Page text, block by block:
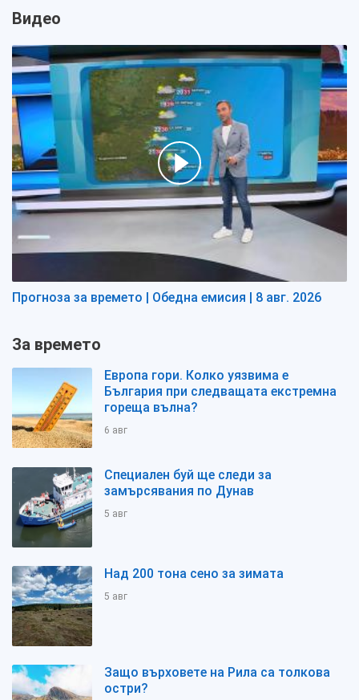
Видео
Прогноза за времето | Обедна емисия | 8 авг. 2026
За времето
Европа гори. Колко уязвима е
България при следващата екстремна
гореща вълна?
6 авг
Специален буй ще следи за
замърсявания по Дунав
5 авг
Над 200 тона сено за зимата
5 авг
Защо върховете на Рила са толкова
остри?